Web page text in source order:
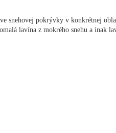
snehovej pokrývky v konkrétnej
lavína z mokrého snehu a